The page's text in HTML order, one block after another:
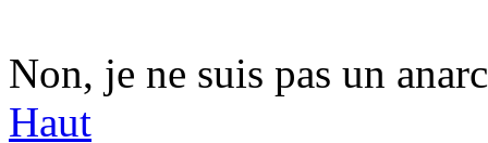
Non, je ne suis pas un
Haut